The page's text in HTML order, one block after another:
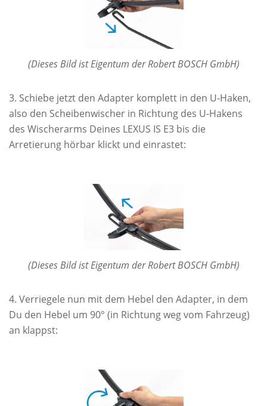
(Dieses Bild ist Eigentum der Robert BOSCH GmbH)
Schiebe jetzt den Adapter komplett in den U-Haken,
also den Scheibenwischer in Richtung des U-Hakens
des Wischerarms Deines LEXUS IS E3 bis die
Arretierung hörbar klickt und einrastet:
(Dieses Bild ist Eigentum der Robert BOSCH GmbH)
Verriegele nun mit dem Hebel den Adapter, in dem
Du den Hebel um 90° (in Richtung weg vom Fahrzeug)
an klappst: